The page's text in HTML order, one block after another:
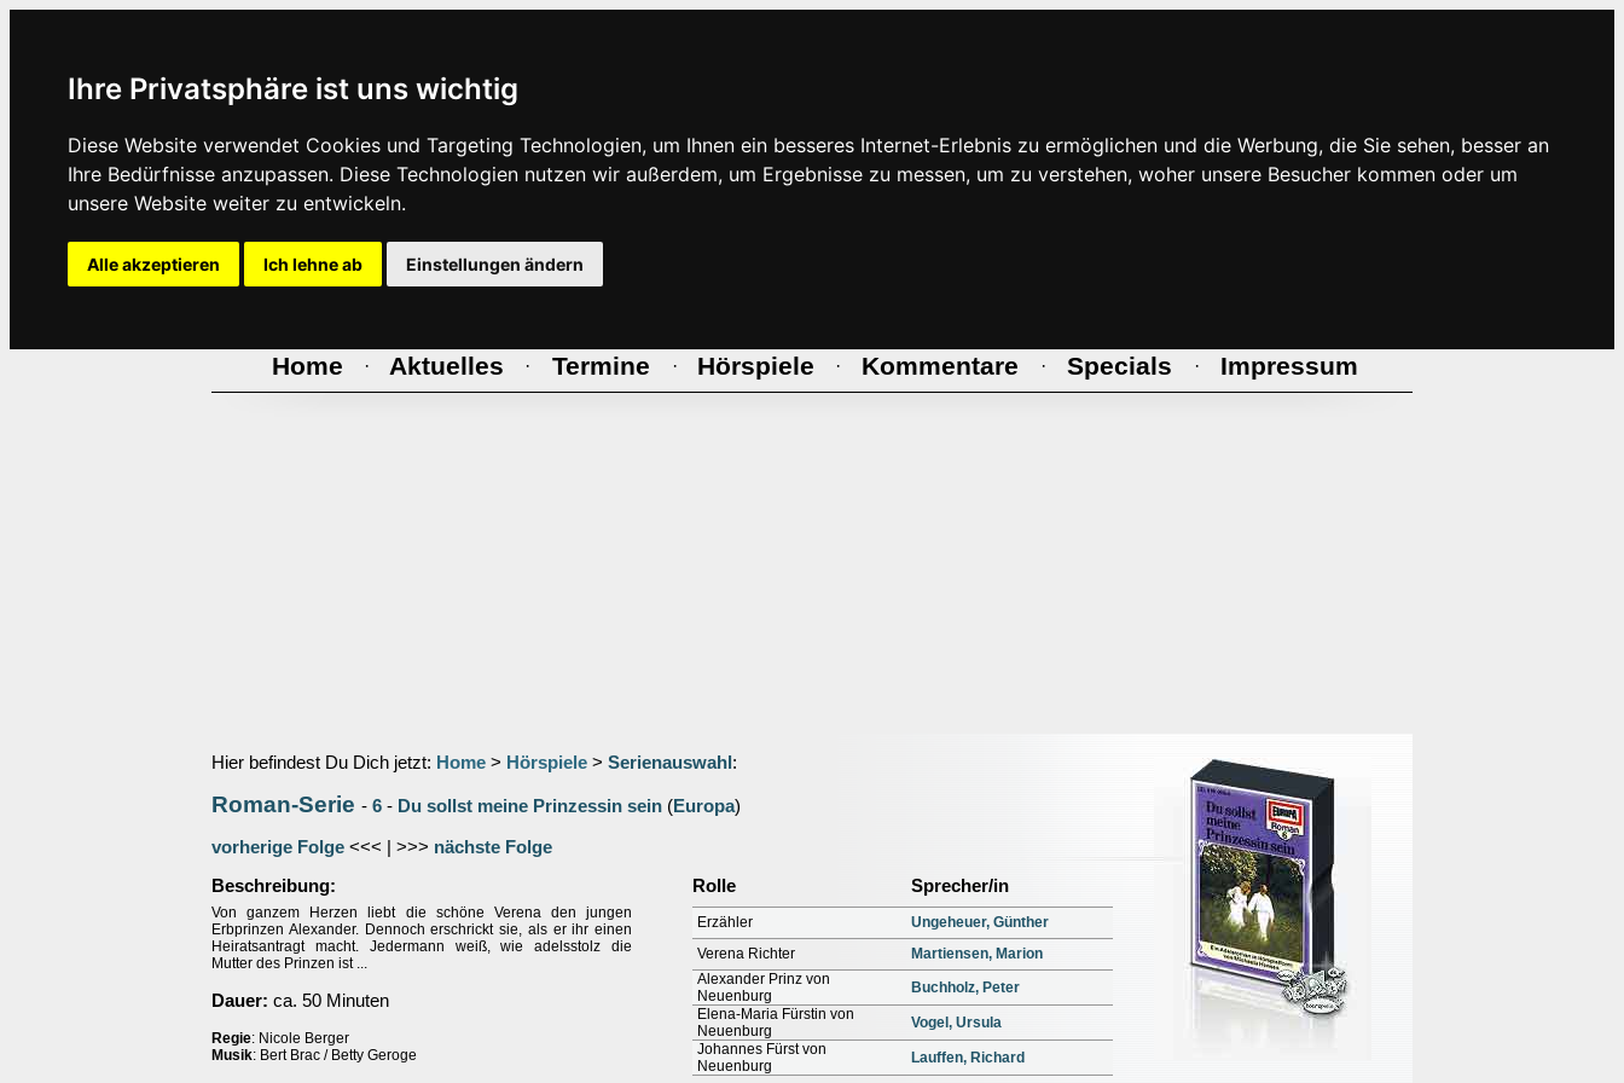
Ihre Privatsphäre ist uns wichtig
Diese Website verwendet Cookies und Targeting Technologien, um Ihnen ein besseres Internet-Erlebnis zu ermöglichen und die Werbung, die Sie sehen, besser an
Ihre Bedürfnisse anzupassen. Diese Technologien nutzen wir außerdem, um Ergebnisse zu messen, um zu verstehen, woher unsere Besucher kommen oder um
unsere Website weiter zu entwickeln.
Alle akzeptieren Ich lehne ab Einstellungen ändern
Home · Aktuelles · Termine · Hörspiele · Kommentare · Specials · Impressum
Hier befindest Du Dich jetzt: Home > Hörspiele > Serienauswahl :
Roman-Serie - 6 - Du sollst meine Prinzessin sein (Europa)
vorherige Folge <<< | >>> nächste Folge
Beschreibung:
Von ganzem Herzen liebt die schöne Verena den jungen
Erbprinzen Alexander. Dennoch erschrickt sie, als er ihr einen
Heiratsantragt macht. Jedermann weiß, wie adelsstolz die
Mutter des Prinzen ist ...
Dauer: ca. 50 Minuten
Regie: Nicole Berger
Musik: Bert Brac / Betty Geroge
Rolle Sprecher/in
Erzähler
Ungeheuer, Günther
Verena Richter
Martiensen, Marion
Alexander Prinz von
Neuenburg
Buchholz, Peter
Elena-Maria Fürstin von
Neuenburg
Vogel, Ursula
Johannes Fürst von
Neuenburg
Lauffen, Richard